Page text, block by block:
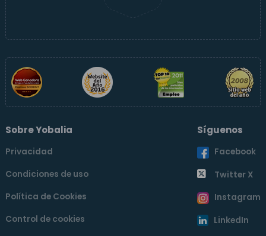
Sobre Yobalia
Privacidad
Condiciones de uso
Política de Cookies
Control de cookies
Síguenos
Facebook
Twitter X
Instagram
LinkedIn